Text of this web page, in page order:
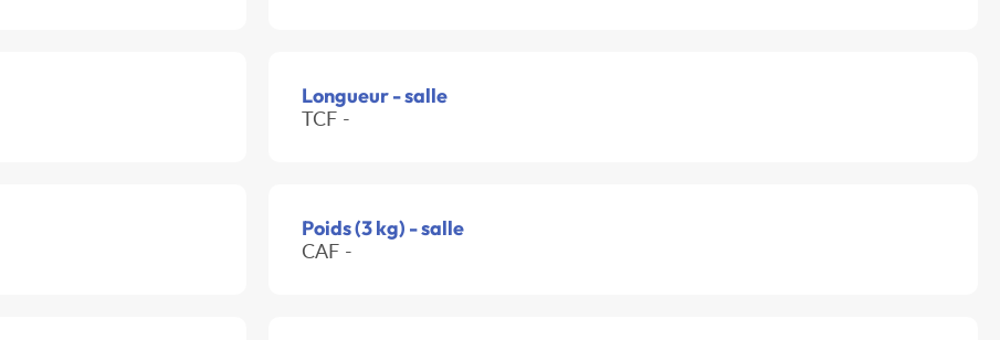
Longueur - salle
TCF -
Poids (3 kg) - salle
CAF -